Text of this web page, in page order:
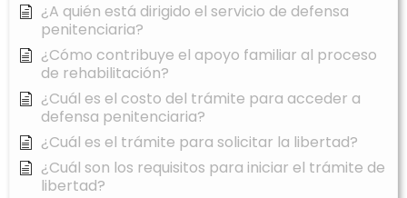
¿A quién está dirigido el servicio de defensa
penitenciaria?
¿Cómo contribuye el apoyo familiar al proceso
de rehabilitación?
¿Cuál es el costo del trámite para acceder a
defensa penitenciaria?
¿Cuál es el trámite para solicitar la libertad?
¿Cuál son los requisitos para iniciar el trámite de
libertad?